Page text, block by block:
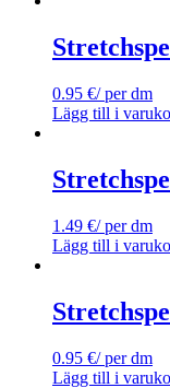
0.95 €/ per dm
Lägg till i
1.49 €/ per dm
Lägg till i
0.95 €/ per dm
Lägg till i